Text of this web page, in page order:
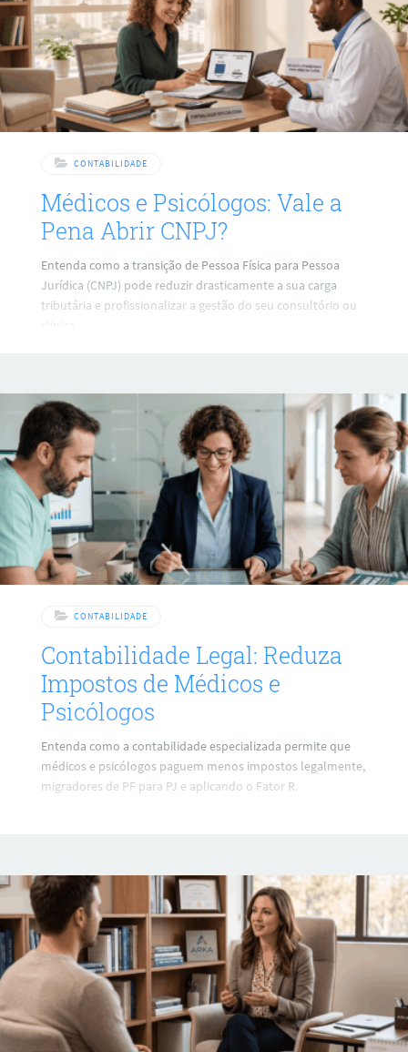
CONTABILIDADE
Médicos e Psicólogos: Vale a
Pena Abrir CNPJ?
Entenda como a transição de Pessoa Física para Pessoa
Jurídica (CNPJ) pode reduzir drasticamente a sua carga
tributária e profissionalizar a gestão do seu consultório ou
CONTABILIDADE
Contabilidade Legal: Reduza
Impostos de Médicos e
Psicólogos
Entenda como a contabilidade especializada permite que
médicos e psicólogos paguem menos impostos legalmente,
migradores de PF para PJ e aplicando o Fator R.